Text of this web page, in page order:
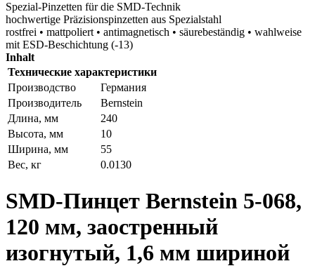
Spezial-Pinzetten für die SMD-Technik
hochwertige Präzisionspinzetten aus Spezialstahl
rostfrei • mattpoliert • antimagnetisch • säurebeständig • wahlweise
mit ESD-Beschichtung (-13)
Inhalt
Технические характеристики
Производство
Германия
Производитель
Bernstein
Длина, мм
240
Высота, мм
10
Ширина, мм
55
Вес, кг
0.0130
SMD-Пинцет Bernstein 5-068,
120 мм, заостренный
изогнутый, 1,6 мм шириной